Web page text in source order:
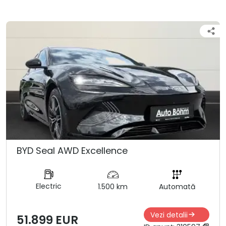
BYD Seal AWD Excellence
Electric 1.500 km Automată
51.899 EUR
Vezi detalii